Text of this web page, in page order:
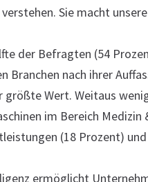
Sie macht
der Befragten (54
Branchen nach ihrer
größte Wert. Weitaus
im Bereich
(18 Prozent)
ermöglicht